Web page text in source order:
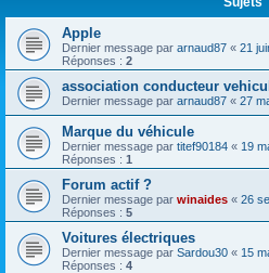
Apple
Dernier message par arnaud87 « 21
Réponses : 2
association conducteur
Dernier message par arnaud87 « 27
Marque du véhicule
Dernier message par titef90184 « 19
Réponses : 1
Forum actif ?
Dernier message par winaides « 26
Réponses : 5
Voitures électriques
Dernier message par Sardou30 « 15
Réponses : 4